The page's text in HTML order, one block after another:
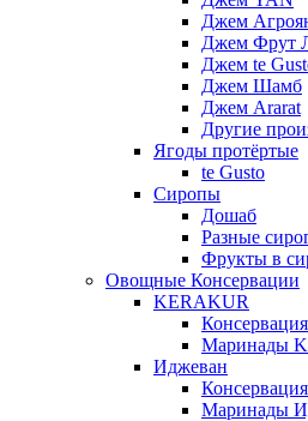
Джем
Джем Фрут
Джем te
Джем Шамб
Джем Ararat
Другие
Ягоды протёртые
te Gusto
Сиропы
Дошаб
Разные
Фрукты в
Овощные Консервации
KERAKUR
Маринады
Иджеван
Маринады